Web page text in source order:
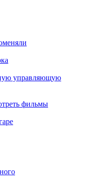
управляющую
фильмы